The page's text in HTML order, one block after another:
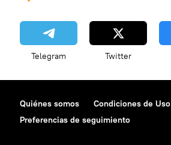
Telegram Twitter
Quiénes somos Condiciones de Uso
Preferencias de seguimiento